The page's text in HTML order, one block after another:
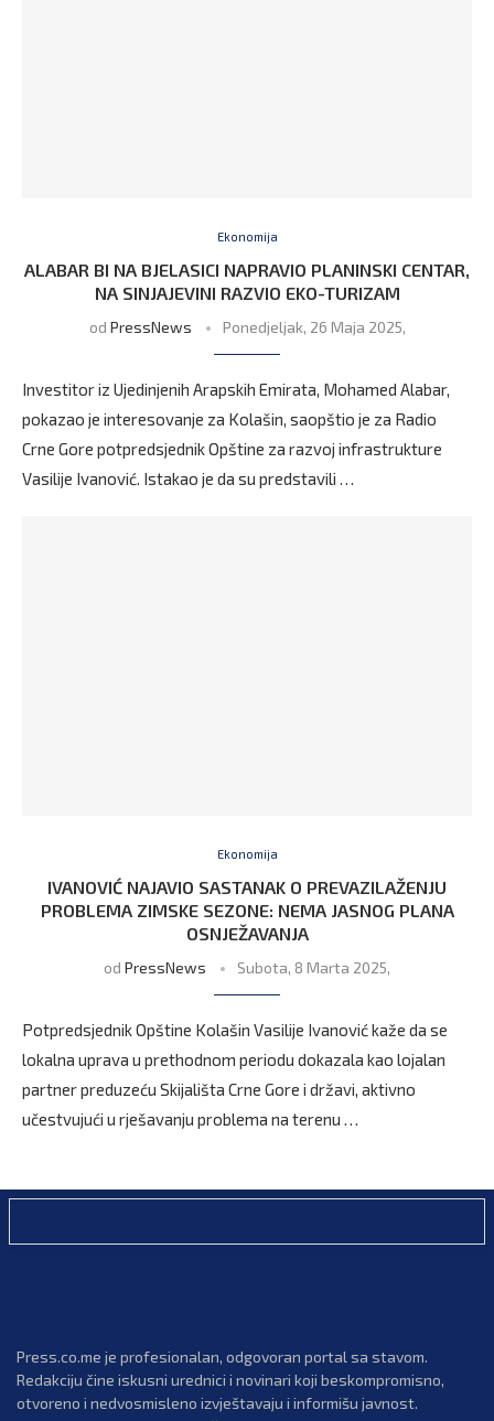
Ekonomija
ALABAR BI NA BJELASICI NAPRAVIO PLANINSKI CENTAR,
NA SINJAJEVINI RAZVIO EKO-TURIZAM
od PressNews Ponedjeljak, 26 Maja 2025,
Investitor iz Ujedinjenih Arapskih Emirata, Mohamed Alabar,
pokazao je interesovanje za Kolašin, saopštio je za Radio
Crne Gore potpredsjednik Opštine za razvoj infrastrukture
Vasilije Ivanović. Istakao je da su predstavili …
Ekonomija
IVANOVIĆ NAJAVIO SASTANAK O PREVAZILAŽENJU
PROBLEMA ZIMSKE SEZONE: NEMA JASNOG PLANA
OSNJEŽAVANJA
od PressNews Subota, 8 Marta 2025,
Potpredsjednik Opštine Kolašin Vasilije Ivanović kaže da se
lokalna uprava u prethodnom periodu dokazala kao lojalan
partner preduzeću Skijališta Crne Gore i državi, aktivno
učestvujući u rješavanju problema na terenu …
Press.co.me je profesionalan, odgovoran portal sa stavom.
Redakciju čine iskusni urednici i novinari koji beskompromisno,
otvoreno i nedvosmisleno izvještavaju i informišu javnost.